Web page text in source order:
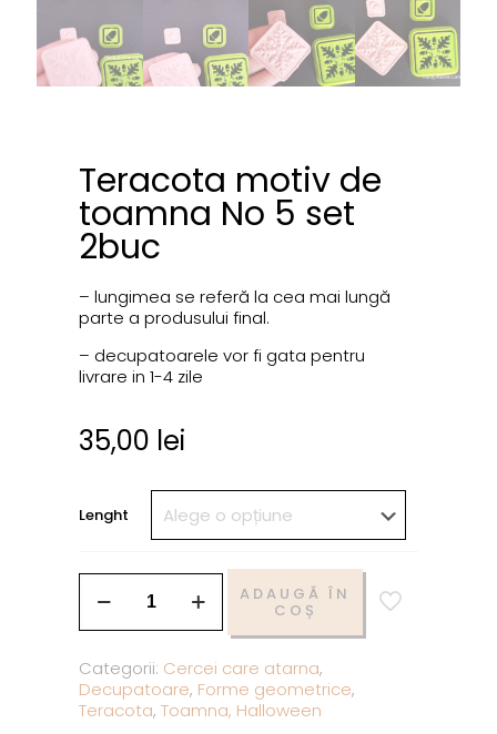
Teracota motiv de
toamna No 5 set
2buc
– lungimea se referă la cea mai lungă
parte a produsului final.
– decupatoarele vor fi gata pentru
livrare in 1-4 zile
35,00 lei
Lenght
ADAUGĂ ÎN
COȘ
Categorii: Cercei care atarna,
Decupatoare, Forme geometrice,
Teracota,Toamna, Halloween